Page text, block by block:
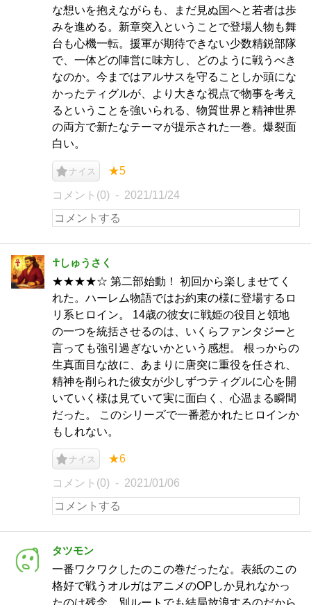
な想いを抱えながらも、まだ見ぬ国へと若者は歩
みを進める。新章突入ということで登場人物も舞
台も心機一転。援軍が期待できない少数精鋭部隊
で、一体どの陣営に味方し、どのように戦うべき
なのか。今まではアルサスを守ることしか頭にな
かったティグルが、より大きな視点で物事を考え
るということを強いられる、物質世界と精神世界
の両方で新たなテーマが提示された一巻。爆裂面
白い。
ナイス ★5
コメント(0) 2021/11/24
☥しゅうさく
★★★★☆ 第二部始動！ 初回から楽しませてく
れた。ハーレム物語ではお約束の様に登場するロ
リ系ヒロイン。 14歳の彼女に戦姫の役目と領地
の一つを統括させるのは、いくらファンタジーと
言っても強引過ぎないかという感想。 根っからの
生真面目な故に、あまりに唐突に重役を任され、
精神を削られた彼女が少しずつティグルに心を開
いていく様は見ていて実に面白く、心温まる瞬間
だった。 このシリーズで一番惹かれたヒロインか
もしれない。
ナイス ★6
コメント(0) 2021/01/06
タツモン
一番ワクワクしたのこの巻だったな。表紙のこの
格好で戦うオルガはアニメのOPしか見れなかっ
たのは残念。別ルートでも結局放浪するのだから